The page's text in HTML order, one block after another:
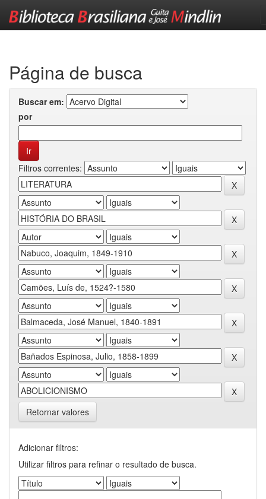
Página de busca
Buscar em:
por
Filtros correntes:
Retornar valores
Adicionar filtros:
Utilizar filtros para refinar o resultado de busca.